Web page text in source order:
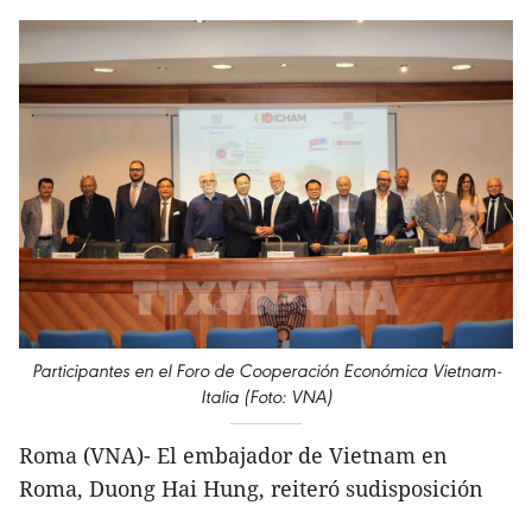
Participantes en el Foro de Cooperación Económica Vietnam-
Italia (Foto: VNA)
Roma (VNA)- El embajador de Vietnam en
Roma, Duong Hai Hung, reiteró sudisposición